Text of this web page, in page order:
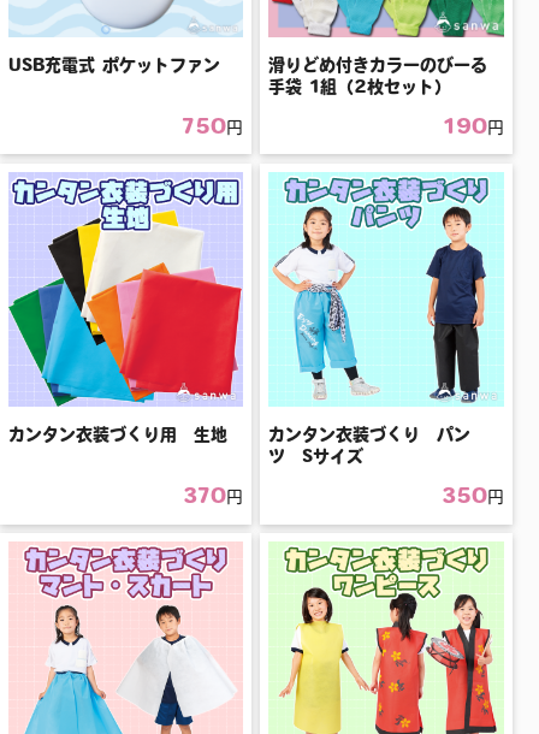
USB充電式 ポケットファン
750円
滑りどめ付きカラーのびーる
手袋 1組（2枚セット）
190円
カンタン衣装づくり用 生地
370円
カンタン衣装づくり パン
ツ Sサイズ
350円